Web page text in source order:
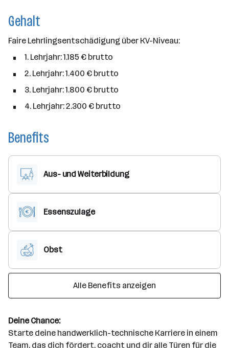
Gehalt
Faire Lehrlingsentschädigung über KV-Niveau:
1. Lehrjahr: 1.185 € brutto
2. Lehrjahr: 1.400 € brutto
3. Lehrjahr: 1.800 € brutto
4. Lehrjahr: 2.300 € brutto
Benefits
Aus- und Weiterbildung
Essenszulage
Obst
Alle Benefits anzeigen
Deine Chance:
Starte deine handwerklich-technische Karriere in einem
Team, das dich fördert, coacht und dir alle Türen für die